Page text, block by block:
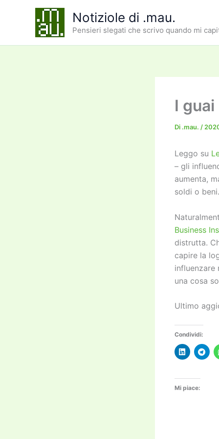
Notiziole di .mau.
Pensieri slegati che scrivo quando mi
I
Di .mau. /
Leggo su
– gli
aumenta,
soldi o beni.
Business
distrutta.
capire la
influenzare
una cosa
Ultimo
Condividi:
Mi piace: